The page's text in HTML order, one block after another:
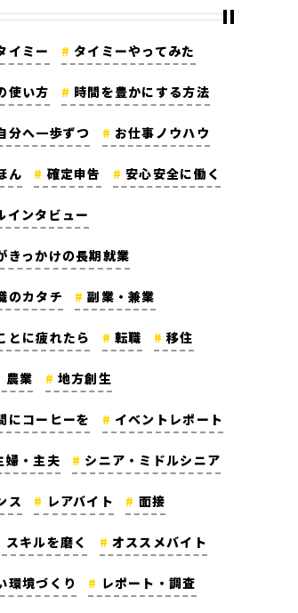
イミー タイミーやってみた
使い方 時間を豊かにする方法
分へ一歩ずつ お仕事ノウハウ
ん 確定申告 安心安全に働く
インタビュー
きっかけの長期就業
のカタチ 副業・兼業
とに疲れたら 転職 移住
農業 地方創生
にコーヒーを イベントレポート
婦・主夫 シニア・ミドルシニア
ス レアバイト 面接
スキルを磨く オススメバイト
環境づくり レポート・調査